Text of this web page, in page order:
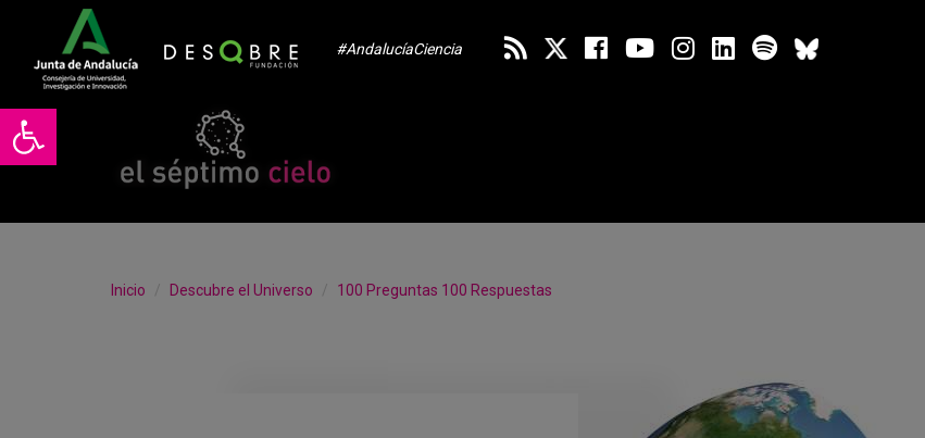
Abrir barra de herramientas
#AndalucíaCiencia
Inicio Descubre el Universo 100 Preguntas 100 Respuestas